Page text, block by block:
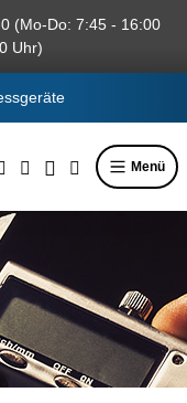
(Mo-Do: 7:45 - 16:00
Uhr)
Menü